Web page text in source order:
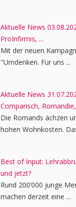
Aktuelle News
ProInfirmis, ...
Mit der neuen
"Umdenken. Für uns ...
Aktuelle News
Comparisch, Romandie,
Die Romands ächzen
hohen Wohnkosten.
Best of Input:
und jetzt?
Rund 200’000 junge
machen derzeit eine ...